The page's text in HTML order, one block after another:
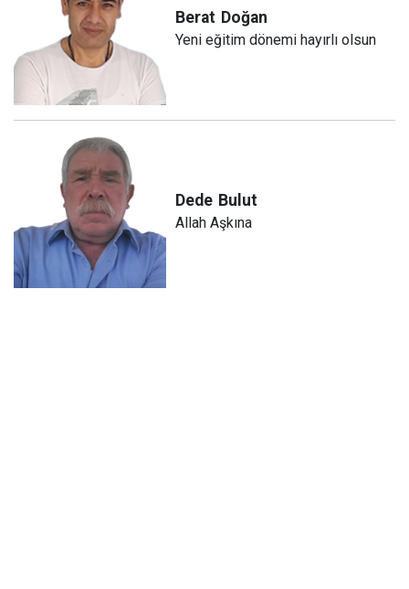
Berat Doğan
Yeni eğitim dönemi hayırlı olsun
Dede Bulut
Allah Aşkına